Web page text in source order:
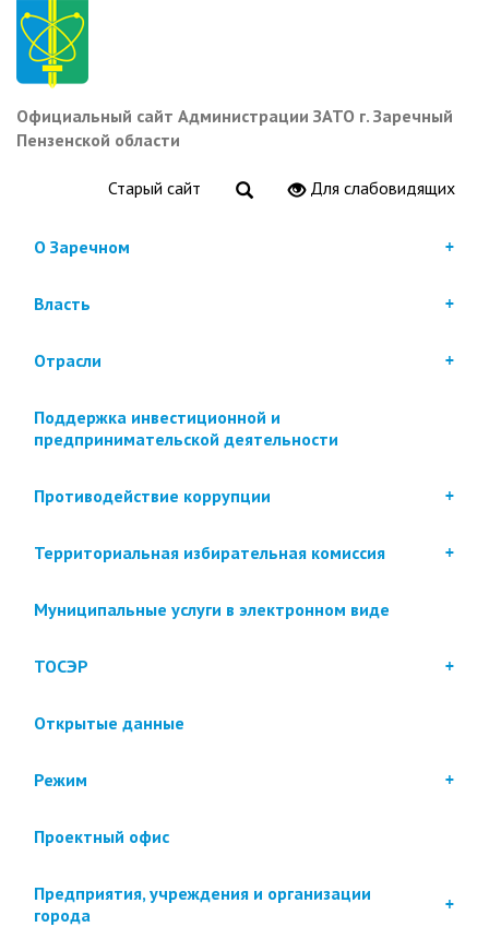
Перейти
основному
содержанию
Официальный сайт Администрации ЗАТО г. Заречный
Пензенской области
Старый сайт Для слабовидящих
О Заречном
Власть
Отрасли
Поддержка инвестиционной и
предпринимательской деятельности
Противодействие коррупции
Территориальная избирательная комиссия
Муниципальные услуги в электронном виде
ТОСЭР
Открытые данные
Режим
Проектный офис
Предприятия, учреждения и организации
города